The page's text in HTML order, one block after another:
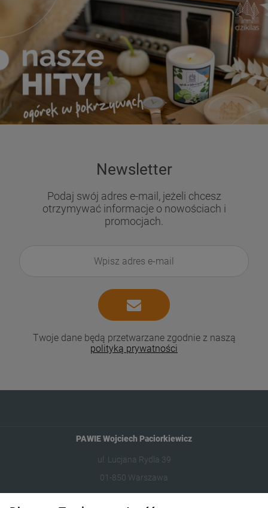
Newsletter
Podaj swój adres e-mail, jeżeli chcesz
otrzymywać informacje o nowościach i
promocjach.
Twoje dane będą przetwarzane zgodnie z naszą
polityką prywatności
PAWIE Wojciech Paciorkiewicz
ul. Lucjana Rydla 39
01-850 Warszawa